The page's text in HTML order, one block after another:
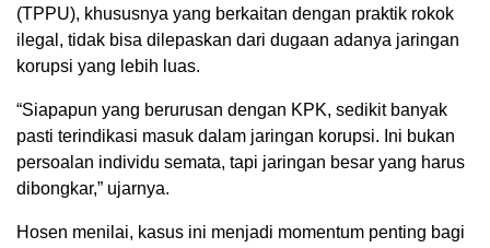
(TPPU), khususnya yang berkaitan dengan praktik rokok
ilegal, tidak bisa dilepaskan dari dugaan adanya jaringan
korupsi yang lebih luas.
“Siapapun yang berurusan dengan KPK, sedikit banyak
pasti terindikasi masuk dalam jaringan korupsi. Ini bukan
persoalan individu semata, tapi jaringan besar yang harus
dibongkar,” ujarnya.
Hosen menilai, kasus ini menjadi momentum penting bagi